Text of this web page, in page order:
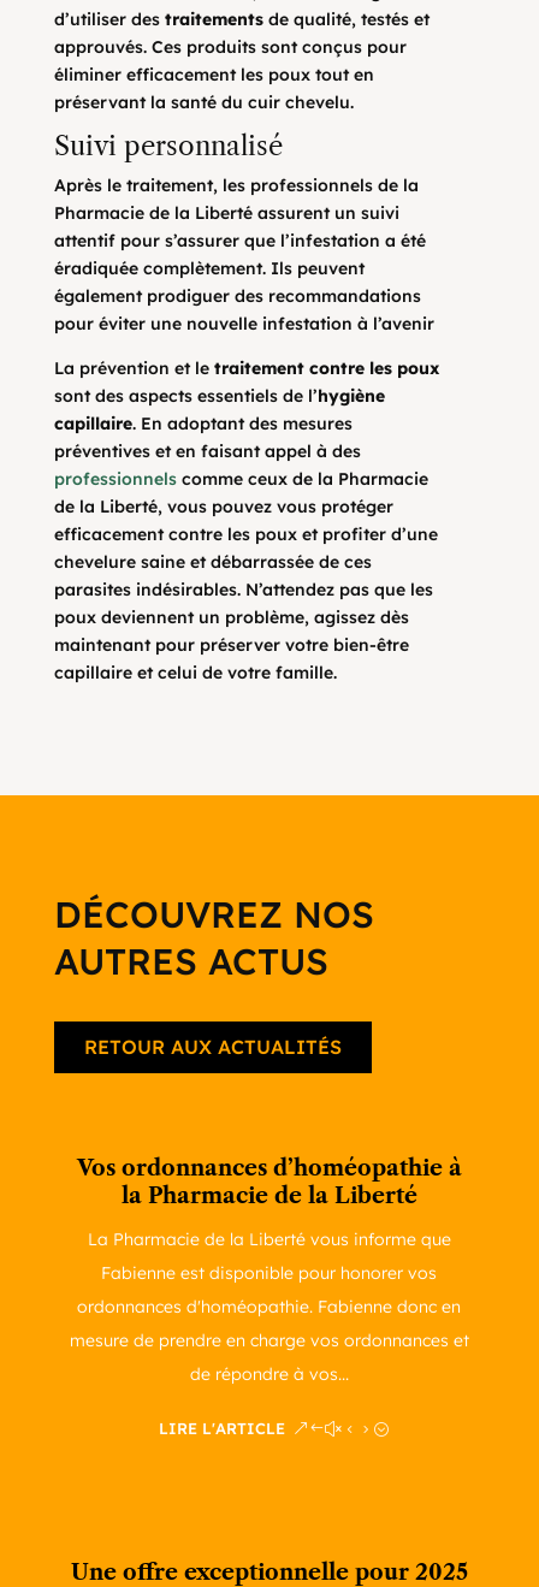
d’utiliser des traitementsde qualité, testés et
approuvés. Ces produits sont conçus pour
éliminer efficacement les poux tout en
préservant la santé du cuir chevelu.
Suivi personnalisé
Après le traitement, les professionnels de la
Pharmacie de la Liberté assurent un suivi
attentif pour s’assurer que l’infestation a été
éradiquée complètement. Ils peuvent
également prodiguer des recommandations
pour éviter une nouvelle infestation à l’avenir
La prévention et letraitement contre les poux
sont des aspects essentiels de l’hygiène
capillaire. En adoptant des mesures
préventives et en faisant appel à des
professionnelscomme ceux de la Pharmacie
de la Liberté, vous pouvez vous protéger
efficacement contre les poux et profiter d’une
chevelure saine et débarrassée de ces
parasites indésirables. N’attendez pas que les
poux deviennent un problème, agissez dès
maintenant pour préserver votre bien-être
capillaire et celui de votre famille.
DÉCOUVREZ NOS
AUTRES ACTUS
RETOUR AUX ACTUALITÉS
Vos ordonnances d’homéopathie à
la Pharmacie de la Liberté
La Pharmacie de la Liberté vous informe que
Fabienne est disponible pour honorer vos
ordonnances d'homéopathie. Fabienne donc en
mesure de prendre en charge vos ordonnances et
de répondre à vos...
LIRE L'ARTICLE
Une offre exceptionnelle pour 2025